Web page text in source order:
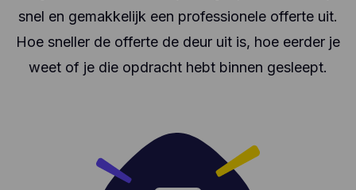
snel en gemakkelijk een professionele offerte uit.
Hoe sneller de offerte de deur uit is, hoe eerder je
weet of je die opdracht hebt binnen gesleept.